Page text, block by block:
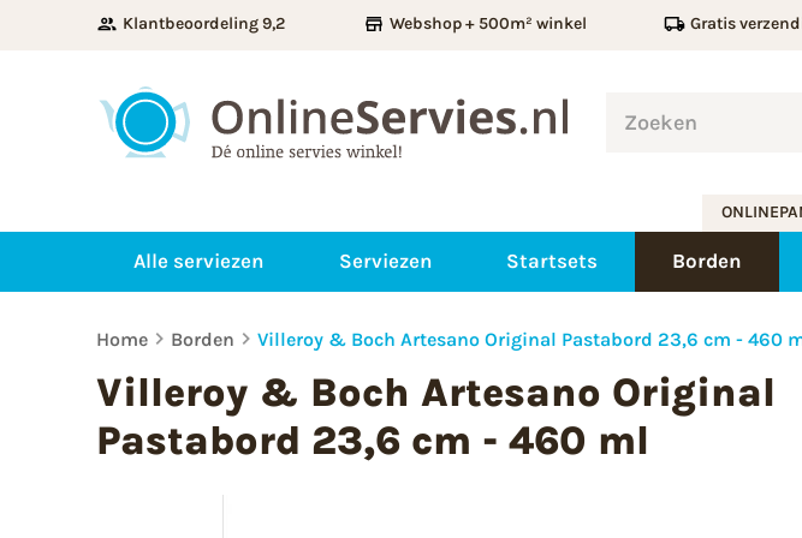
Klantbeoordeling 9,2 Webshop + 500m² winkel Gratis
Alle serviezen Serviezen Startsets Borden
Home Borden Villeroy & Boch Artesano Original Pastabord 23,6 cm - 460
Villeroy & Boch Artesano Original
Pastabord 23,6 cm - 460 ml